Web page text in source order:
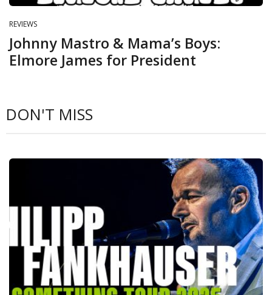
REVIEWS
Johnny Mastro & Mama’s Boys:
Elmore James for President
DON'T MISS